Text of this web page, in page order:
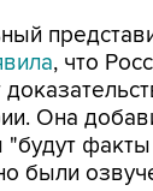
, что
Она
"будут
были